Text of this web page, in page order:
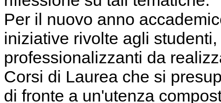
Per il nuovo anno
iniziative rivolte agli
professionalizzanti da
Corsi di Laurea che si
di fronte a un'utenza